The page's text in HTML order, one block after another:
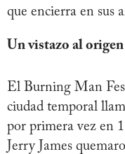
que encierra en sus
Un vistazo al
El Burning Man
ciudad temporal
por primera vez en
Jerry James